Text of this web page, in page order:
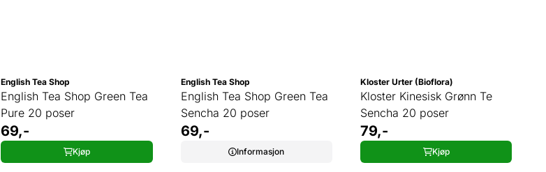
English Tea Shop
English Tea Shop Green Tea
Pure 20 poser
69,-
Kjøp
English Tea Shop
English Tea Shop Green Tea
Sencha 20 poser
69,-
Informasjon
Kloster Urter (Bioflora)
Kloster Kinesisk Grønn Te
Sencha 20 poser
79,-
Kjøp